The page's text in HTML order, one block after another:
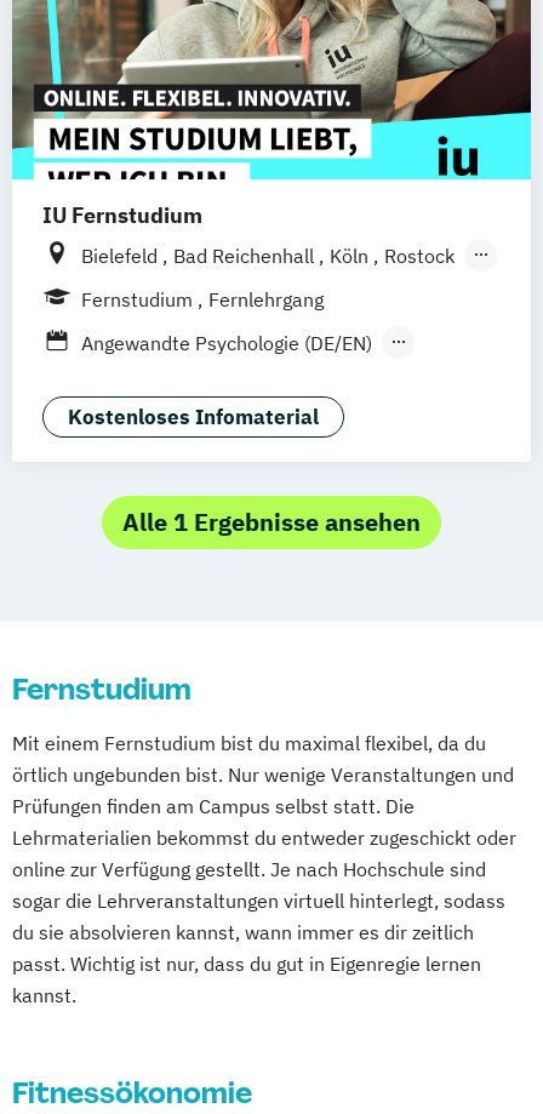
IU Fernstudium
Bielefeld Bad Reichenhall Köln
Rostock
Freiburg
Frankfurt am Main
Deggendorf Karlsruhe
Kassel
Oberhausen Offenbach Saarbrücken
Neu-Ulm Graz Innsbruck Wien
Augsburg Freising Friedrichshafen
Klagenfurt Magdeburg Münster Trier
Würzburg Chemnitz Linz
Fernstudium
Fernlehrgang
Angewandte Psychologie (DE/EN)
Gesundheitsmanagement
Digital Health
Gesundheitswesen
Diätetik Ergotherapie
Gesundheitsmanagement
Gesundheitspädagogik
Gesundheitsökonomie Heilpädagogik
Heilpädagogik/Inklusionspädagogik
International Healthcare Management
(DE/EN)
Kindheitspädagogik
Leitungshandeln in der Pädagogik
Public Health Pädagogik
Kostenloses Infomaterial
Alle 1 Ergebnisse ansehen
Fernstudium
Mit einem Fernstudium bist du maximal flexibel, da du
örtlich ungebunden bist. Nur wenige Veranstaltungen und
Prüfungen finden am Campus selbst statt. Die
Lehrmaterialien bekommst du entweder zugeschickt oder
online zur Verfügung gestellt. Je nach Hochschule sind
sogar die Lehrveranstaltungen virtuell hinterlegt, sodass
du sie absolvieren kannst, wann immer es dir zeitlich
passt. Wichtig ist nur, dass du gut in Eigenregie lernen
kannst.
Fitnessökonomie